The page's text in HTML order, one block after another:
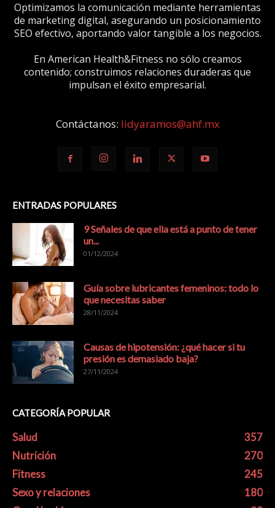
Optimizamos la comunicación mediante herramientas
de marketing digital, asegurando un posicionamiento
SEO efectivo, aportando valor tangible a los negocios.
En American Health&Fitness no sólo creamos
contenido; construimos relaciones duraderas que
impulsan el éxito empresarial.
Contáctanos: lidyaramos@ahf.mx
ENTRADAS POPULARES
9 Señales de que ella está a punto de tener
un...
01/12/2024
Guía sobre lubricantes femeninos: todo lo
que necesitas saber
28/11/2024
Causas de hipotensión: ¿qué hacer si tu
presión es demasiado baja?
27/11/2024
CATEGORÍA POPULAR
Salud
357
Nutrición
270
Fitness
245
Sexo y relaciones
180